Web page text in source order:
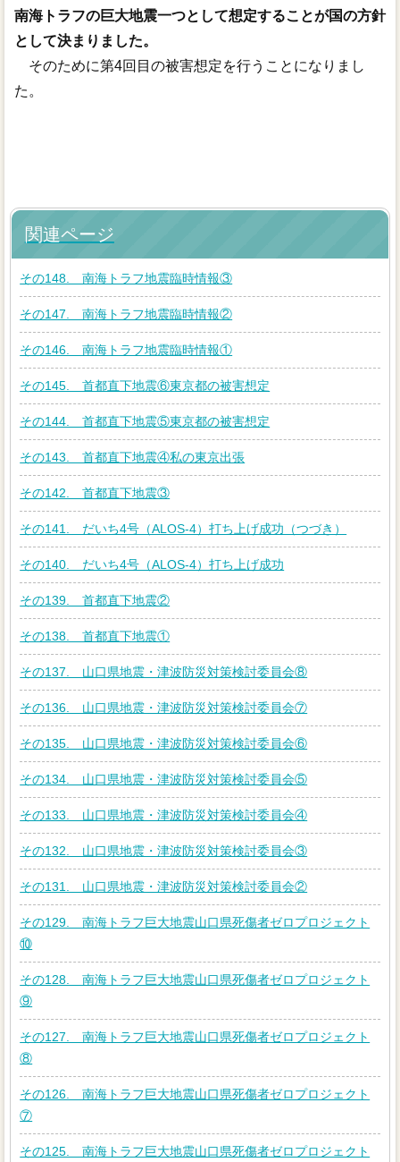
南海トラフの巨大地震一つとして想定することが国の方針
として決まりました。
そのために第4回目の被害想定を行うことになりまし
た。
関連ページ
その148. 南海トラフ地震臨時情報③
その147. 南海トラフ地震臨時情報②
その146. 南海トラフ地震臨時情報①
その145. 首都直下地震⑥東京都の被害想定
その144. 首都直下地震⑤東京都の被害想定
その143. 首都直下地震④私の東京出張
その142. 首都直下地震③
その141. だいち4号（ALOS-4）打ち上げ成功（つづき）
その140. だいち4号（ALOS-4）打ち上げ成功
その139. 首都直下地震②
その138. 首都直下地震①
その137. 山口県地震・津波防災対策検討委員会⑧
その136. 山口県地震・津波防災対策検討委員会⑦
その135. 山口県地震・津波防災対策検討委員会⑥
その134. 山口県地震・津波防災対策検討委員会⑤
その133. 山口県地震・津波防災対策検討委員会④
その132. 山口県地震・津波防災対策検討委員会③
その131. 山口県地震・津波防災対策検討委員会②
その129. 南海トラフ巨大地震山口県死傷者ゼロプロジェクト
⑩
その128. 南海トラフ巨大地震山口県死傷者ゼロプロジェクト
⑨
その127. 南海トラフ巨大地震山口県死傷者ゼロプロジェクト
⑧
その126. 南海トラフ巨大地震山口県死傷者ゼロプロジェクト
⑦
その125. 南海トラフ巨大地震山口県死傷者ゼロプロジェクト